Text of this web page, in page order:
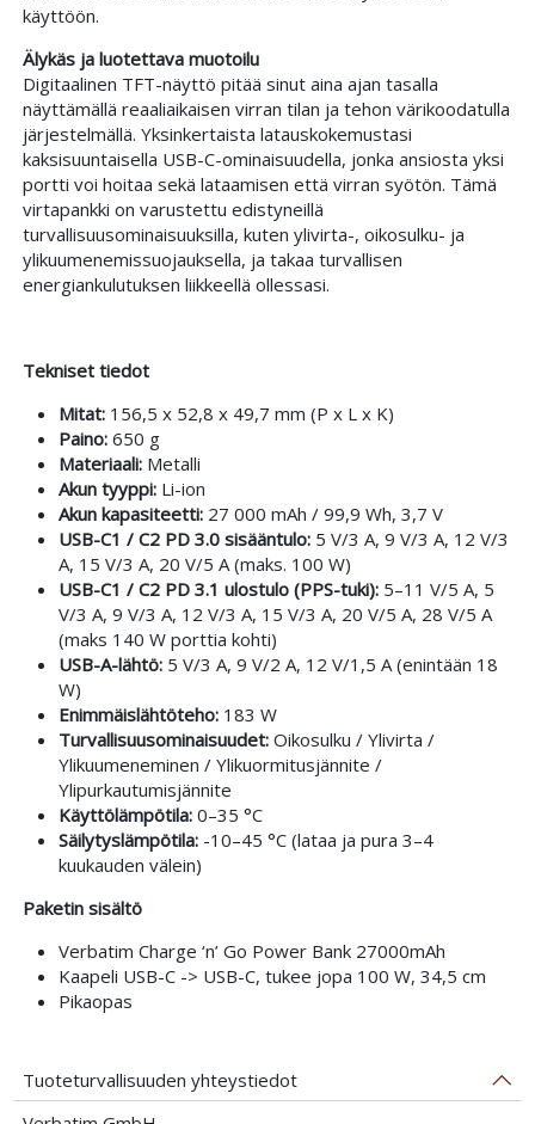
käyttöön.
Älykäs ja luotettava muotoilu
Digitaalinen TFT-näyttö pitää sinut aina ajan tasalla
näyttämällä reaaliaikaisen virran tilan ja tehon värikoodatulla
järjestelmällä. Yksinkertaista latauskokemustasi
kaksisuuntaisella USB-C-ominaisuudella, jonka ansiosta yksi
portti voi hoitaa sekä lataamisen että virran syötön. Tämä
virtapankki on varustettu edistyneillä
turvallisuusominaisuuksilla, kuten ylivirta-, oikosulku- ja
ylikuumenemissuojauksella, ja takaa turvallisen
energiankulutuksen liikkeellä ollessasi.
Tekniset tiedot
Mitat: 156,5 x 52,8 x 49,7 mm (P x L x K)
Paino: 650 g
Materiaali: Metalli
Akun tyyppi: Li-ion
Akun kapasiteetti: 27 000 mAh / 99,9 Wh, 3,7 V
USB-C1 / C2 PD 3.0 sisääntulo: 5 V/3 A, 9 V/3 A, 12 V/3
A, 15 V/3 A, 20 V/5 A (maks. 100 W)
USB-C1 / C2 PD 3.1 ulostulo (PPS-tuki): 5–11 V/5 A, 5
V/3 A, 9 V/3 A, 12 V/3 A, 15 V/3 A, 20 V/5 A, 28 V/5 A
(maks 140 W porttia kohti)
USB-A-lähtö: 5 V/3 A, 9 V/2 A, 12 V/1,5 A (enintään 18
W)
Enimmäislähtöteho: 183 W
Turvallisuusominaisuudet: Oikosulku / Ylivirta /
Ylikuumeneminen / Ylikuormitusjännite /
Ylipurkautumisjännite
Käyttölämpötila:0–35 °C
Säilytyslämpötila: -10–45 °C (lataa ja pura 3–4
kuukauden välein)
Paketin sisältö
Verbatim Charge ‘n’ Go Power Bank 27000mAh
Kaapeli USB-C -> USB-C, tukee jopa 100 W, 34,5 cm
Pikaopas
Tuoteturvallisuuden yhteystiedot